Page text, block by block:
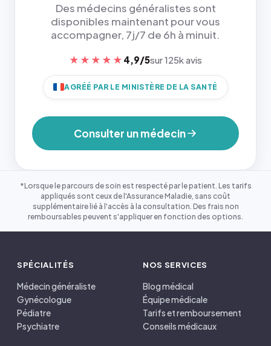
Des médecins généralistes sont
disponibles maintenant pour vous
accompagner, 7j/7 de 6h à minuit.
★★★★★ 4,9/5sur 125k avis
AGRÉÉ PAR LE MINISTÈRE DE LA SANTÉ
Consulter un médecin
*Lorsque le parcours de soin est respecté par le patient. Les tarifs
appliqués sont ceux de l'Assurance Maladie, sans coût
supplémentaire lié à l'accès à la consultation. Des frais non
remboursables peuvent s'appliquer en fonction des options.
SPÉCIALITÉS
Médecin généraliste
Gynécologue
Pédiatre
Psychiatre
NOS SERVICES
Blog médical
Équipe médicale
Tarifs et remboursement
Conseils médicaux